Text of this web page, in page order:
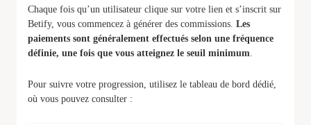
Chaque fois qu’un utilisateur clique sur votre lien et s’inscrit sur
Betify, vous commencez à générer des commissions. Les
paiements sont généralement effectués selon une fréquence
définie, une fois que vous atteignez le seuil minimum.
Pour suivre votre progression, utilisez le tableau de bord dédié,
où vous pouvez consulter :